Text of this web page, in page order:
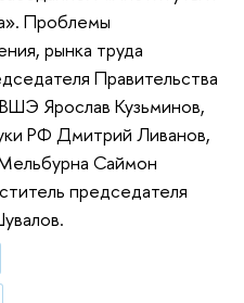
Проблемы
рынка труда
Правительства
Ярослав Кузьминов,
РФ Дмитрий Ливанов,
Саймон
председателя